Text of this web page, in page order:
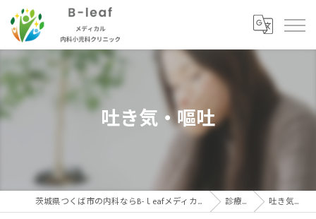
吐き気・嘔吐
茨城県つくば市の内科ならB-ｌeafメディカル内科小児科クリニック 診療内容 吐き気・嘔吐